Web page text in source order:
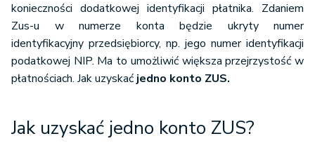
konieczności dodatkowej identyfikacji płatnika. Zdaniem
Zus-u w numerze konta będzie ukryty numer
identyfikacyjny przedsiębiorcy, np. jego numer identyfikacji
podatkowej NIP. Ma to umożliwić większa przejrzystość w
płatnościach. Jak uzyskać jedno konto ZUS.
Jak uzyskać jedno konto ZUS?